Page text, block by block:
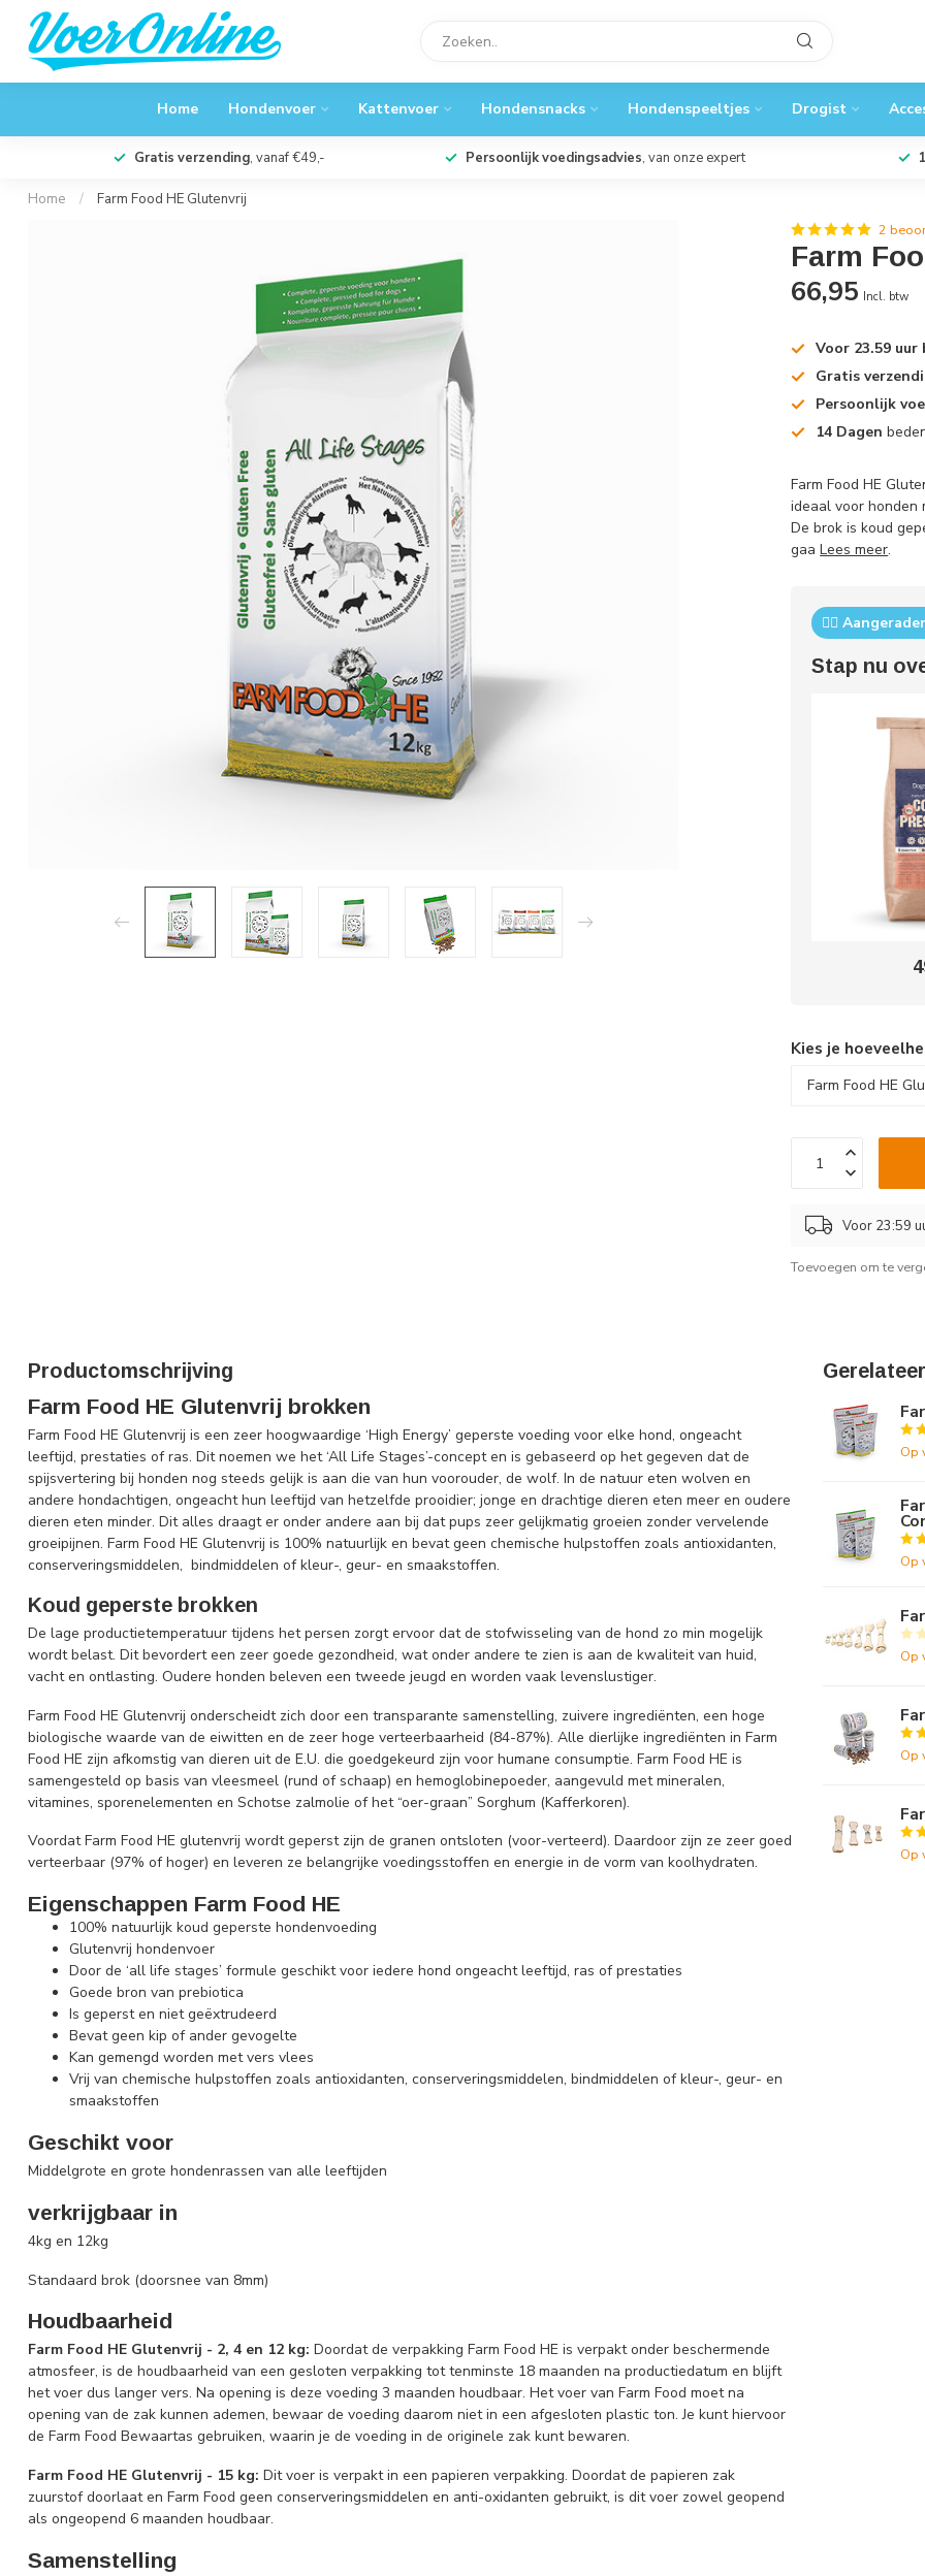
Home Hondenvoer Kattenvoer Hondensnacks Hondenspeeltjes Drogist
Gratis verzending, vanaf €49,- Persoonlijk voedingsadvies, van onze expert
Home / Farm Food HE Glutenvrij
2
Farm
66,95 Incl. btw
Voor 23.59
Gratis
Persoonlijk
14 Dagen
Farm Food HE
ideaal voor honden
De brok is koud
gaaLees meer.
👨‍⚕️
Stap nu
Kies je
Voor 23:59
Toevoegen om te
Productomschrijving
Farm Food HE Glutenvrij brokken
Farm Food HE Glutenvrij is een zeer hoogwaardige ‘High Energy’ geperste voeding voor elke hond, ongeacht
leeftijd, prestaties of ras. Dit noemen we het ‘All Life Stages’-concept en is gebaseerd op het gegeven dat de
spijsvertering bij honden nog steeds gelijk is aan die van hun voorouder, de wolf. In de natuur eten wolven en
andere hondachtigen, ongeacht hun leeftijd van hetzelfde prooidier; jonge en drachtige dieren eten meer en oudere
dieren eten minder. Dit alles draagt er onder andere aan bij dat pups zeer gelijkmatig groeien zonder vervelende
groeipijnen. Farm Food HE Glutenvrij is 100% natuurlijk en bevat geen chemische hulpstoffen zoals antioxidanten,
conserveringsmiddelen, bindmiddelen of kleur-, geur- en smaakstoffen.
Koud geperste brokken
De lage productietemperatuur tijdens het persen zorgt ervoor dat de stofwisseling van de hond zo min mogelijk
wordt belast. Dit bevordert een zeer goede gezondheid, wat onder andere te zien is aan de kwaliteit van huid,
vacht en ontlasting. Oudere honden beleven een tweede jeugd en worden vaak levenslustiger.
Farm Food HE Glutenvrij onderscheidt zich door een transparante samenstelling, zuivere ingrediënten, een hoge
biologische waarde van de eiwitten en de zeer hoge verteerbaarheid (84-87%). Alle dierlijke ingrediënten in Farm
Food HE zijn afkomstig van dieren uit de E.U. die goedgekeurd zijn voor humane consumptie. Farm Food HE is
samengesteld op basis van vleesmeel (rund of schaap) en hemoglobinepoeder, aangevuld met mineralen,
vitamines, sporenelementen en Schotse zalmolie of het “oer-graan” Sorghum (Kafferkoren).
Voordat Farm Food HE glutenvrij wordt geperst zijn de granen ontsloten (voor-verteerd). Daardoor zijn ze zeer goed
verteerbaar (97% of hoger) en leveren ze belangrijke voedingsstoffen en energie in de vorm van koolhydraten.
Eigenschappen Farm Food HE
100% natuurlijk koud geperste hondenvoeding
Glutenvrij hondenvoer
Door de ‘all life stages’ formule geschikt voor iedere hond ongeacht leeftijd, ras of prestaties
Goede bron van prebiotica
Is geperst en niet geëxtrudeerd
Bevat geen kip of ander gevogelte
Kan gemengd worden met vers vlees
Vrij van chemische hulpstoffen zoals antioxidanten, conserveringsmiddelen, bindmiddelen of kleur-, geur- en
smaakstoffen
Geschikt voor
Middelgrote en grote hondenrassen van alle leeftijden
verkrijgbaar in
4kg en 12kg
Standaard brok (doorsnee van 8mm)
Houdbaarheid
Farm Food HE Glutenvrij - 2, 4 en 12 kg: Doordat de verpakking Farm Food HE is verpakt onder beschermende
atmosfeer, is de houdbaarheid van een gesloten verpakking tot tenminste 18 maanden na productiedatum en blijft
het voer dus langer vers. Na opening is deze voeding 3 maanden houdbaar. Het voer van Farm Food moet na
opening van de zak kunnen ademen, bewaar de voeding daarom niet in een afgesloten plastic ton. Je kunt hiervoor
de Farm Food Bewaartas gebruiken, waarin je de voeding in de originele zak kunt bewaren.
Farm Food HE Glutenvrij - 15 kg: Dit voer is verpakt in een papieren verpakking. Doordat de papieren zak
zuurstof doorlaat en Farm Food geen conserveringsmiddelen en anti-oxidanten gebruikt, is dit voer zowel geopend
als ongeopend 6 maanden houdbaar.
Samenstelling
Op
Op
Op
Op
Op